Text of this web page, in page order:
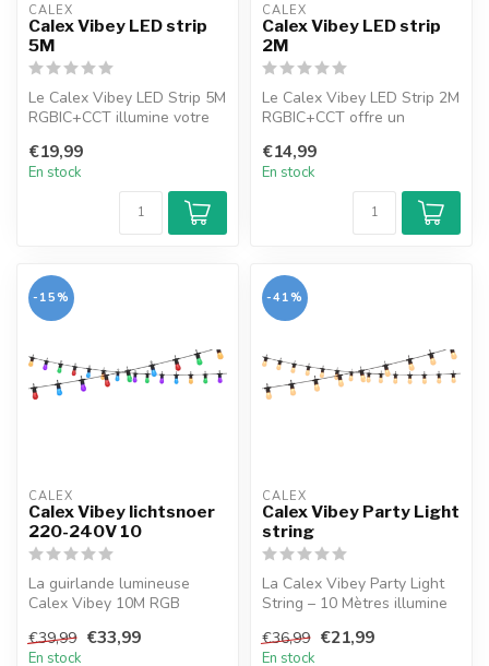
CALEX
Calex Vibey LED strip
5M
Le Calex Vibey LED Strip 5M
RGBIC+CCT illumine votre
€19,99
En stock
CALEX
Calex Vibey LED strip
2M
Le Calex Vibey LED Strip 2M
RGBIC+CCT offre un
! Cho...
€14,99
En stock
-15%
CALEX
Calex Vibey lichtsnoer
220-240V 10
La guirlande lumineuse
Calex Vibey 10M RGB
des couleu...
€39,99 €33,99
En stock
-41%
CALEX
Calex Vibey Party Light
string
La Calex Vibey Party Light
String – 10 Mètres illumine
€36,99 €21,99
En stock